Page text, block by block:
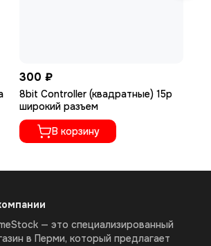
300 ₽
8bit Controller (квадратные) 15p
широкий разъем
В корзину
— это специализированный
в Перми, который предлагает